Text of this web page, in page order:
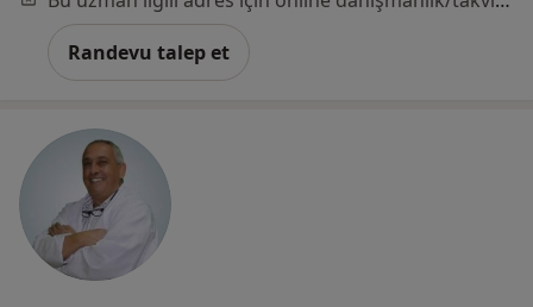
Randevu talep et